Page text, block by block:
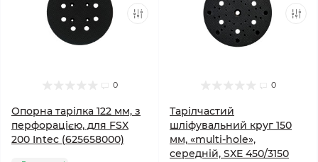
0
Опорна тарілка 122 мм, з
перфорацією, для FSX
200 Intec (625658000)
0
Тарілчастий
шліфувальний круг 150
мм, «multi-hole»,
середній, SXE 450/3150